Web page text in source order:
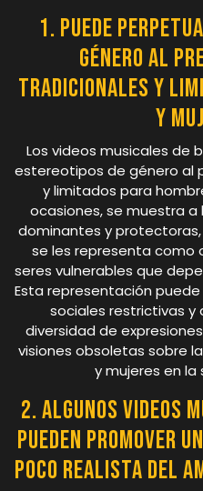
1. Puede
género al
tradicionales y
y
Los videos musicales de
estereotipos de género al
y limitados para
ocasiones, se muestra
dominantes y
se les representa como
seres vulnerables que
Esta representación
sociales restrictivas y
diversidad de
visiones obsoletas sobre
y mujeres en
2. Algunos videos
pueden promover
poco realista del